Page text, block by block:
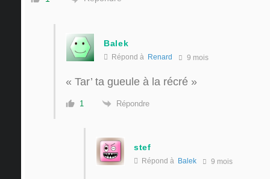
Balek
Répond à Renard 9 mois
« Tar’ ta gueule à la récré »
1 Répondre
stef
Répond à Balek 9 mois